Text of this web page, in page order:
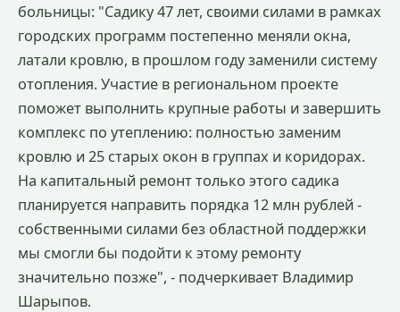
больницы: "Садику 47 лет, своими силами в рамках
городских программ постепенно меняли окна,
латали кровлю, в прошлом году заменили систему
отопления. Участие в региональном проекте
поможет выполнить крупные работы и завершить
комплекс по утеплению: полностью заменим
кровлю и 25 старых окон в группах и коридорах.
На капитальный ремонт только этого садика
планируется направить порядка 12 млн рублей -
собственными силами без областной поддержки
мы смогли бы подойти к этому ремонту
значительно позже", - подчеркивает Владимир
Шарыпов.